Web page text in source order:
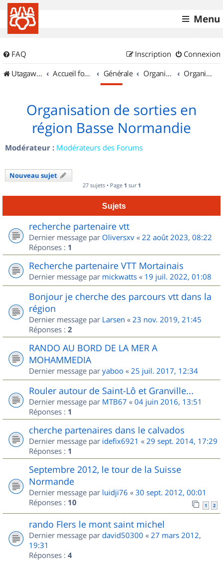
Menu
FAQ Connexion
Inscription
UtagawaVTT (Randos VTT et VTTAE avec traces GPS)
Accueil forum Générale Organisation de sorties & Recherche de partenaires Organisation de sorties en région Basse Normandie
Organisation de sorties en
région Basse Normandie
Modérateur : Modérateurs des Forums
Nouveau sujet
27 sujets • Page 1 sur 1
Sujets
recherche partenaire vtt
Dernier message par Oliversxv « 22 août 2023, 08:22
Réponses : 1
Recherche partenaire VTT Mortainais
Dernier message par mickwatts « 19 juil. 2022, 01:08
Bonjour je cherche des parcours vtt dans la
région
Dernier message par Larsen « 23 nov. 2019, 21:45
Réponses : 2
RANDO AU BORD DE LA MER A
MOHAMMEDIA
Dernier message par yaboo « 25 juil. 2017, 12:34
Rouler autour de Saint-Lô et Granville...
Dernier message par MTB67 « 04 juin 2016, 13:51
Réponses : 1
cherche partenaires dans le calvados
Dernier message par idefix6921 « 29 sept. 2014, 17:29
Réponses : 1
Septembre 2012, le tour de la Suisse
Normande
Dernier message par luidji76 « 30 sept. 2012, 00:01
Réponses : 10 1 2
rando Flers le mont saint michel
Dernier message par david50300 « 27 mars 2012,
19:31
Réponses : 4